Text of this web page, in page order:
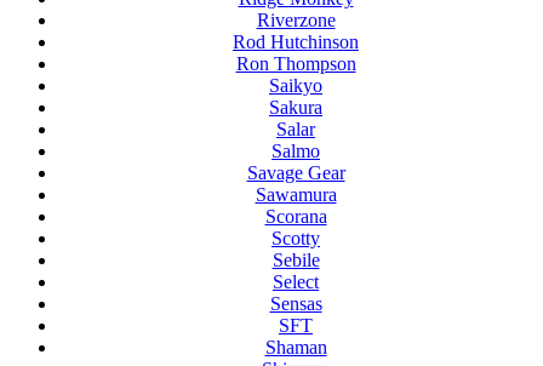
Riverzone
Rod Hutchinson
Ron Thompson
Saikyo
Sakura
Salar
Salmo
Savage Gear
Sawamura
Scorana
Scotty
Sebile
Select
Sensas
SFT
Shaman